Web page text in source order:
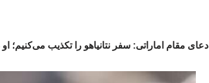
ادعای مقام اماراتی: سفر نتانیاهو را تکذیب می‌کنیم؛